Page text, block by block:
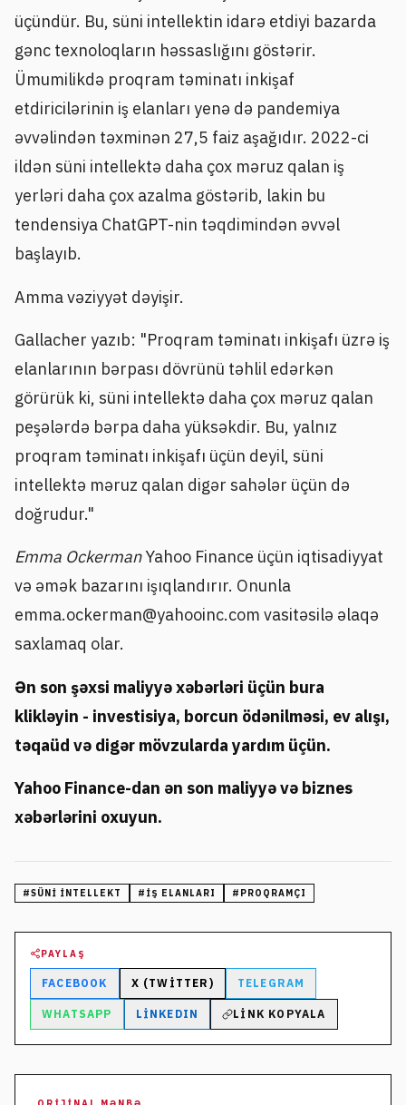
üçündür. Bu, süni intellektin idarə etdiyi bazarda
gənc texnoloqların həssaslığını göstərir.
Ümumilikdə proqram təminatı inkişaf
etdiricilərinin iş elanları yenə də pandemiya
əvvəlindən təxminən 27,5 faiz aşağıdır. 2022-ci
ildən süni intellektə daha çox məruz qalan iş
yerləri daha çox azalma göstərib, lakin bu
tendensiya ChatGPT-nin təqdimindən əvvəl
başlayıb.
Amma vəziyyət dəyişir.
Gallacher yazıb: "Proqram təminatı inkişafı üzrə iş
elanlarının bərpası dövrünü təhlil edərkən
görürük ki, süni intellektə daha çox məruz qalan
peşələrdə bərpa daha yüksəkdir. Bu, yalnız
proqram təminatı inkişafı üçün deyil, süni
intellektə məruz qalan digər sahələr üçün də
doğrudur."
Emma OckermanYahoo Finance üçün iqtisadiyyat
və əmək bazarını işıqlandırır. Onunla
emma.ockerman@yahooinc.com vasitəsilə əlaqə
saxlamaq olar.
Ən son şəxsi maliyyə xəbərləri üçün bura
klikləyin - investisiya, borcun ödənilməsi, ev alışı,
təqaüd və digər mövzularda yardım üçün.
Yahoo Finance-dan ən son maliyyə və biznes
xəbərlərini oxuyun.
#SÜNI INTELLEKT # IŞ ELANLARI # PROQRAMÇI
PAYLAŞ
FACEBOOK X (TWITTER) TELEGRAM
WHATSAPP LINKEDIN LINK KOPYALA